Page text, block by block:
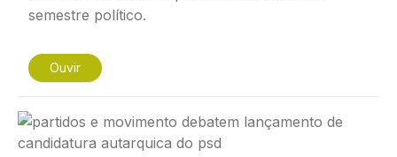
semestre político.
Ouvir
Imagem